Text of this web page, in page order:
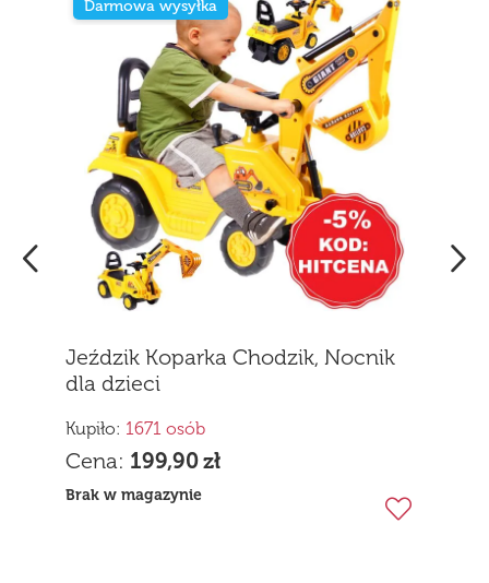
Darmowa wysyłka
Jeździk Koparka Chodzik, Nocnik
dla dzieci
Kupiło: 1671 osób
Cena: 199,90zł
Brak w magazynie